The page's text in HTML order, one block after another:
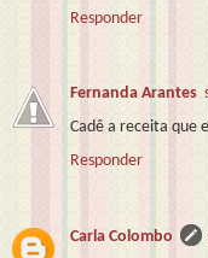
Responder
Fernanda Arantes
Cadê a receita que
Responder
Carla Colombo